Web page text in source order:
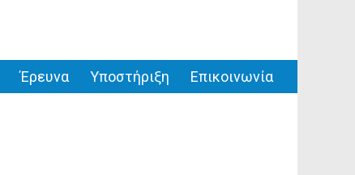
Έρευνα Υποστήριξη Επικοινωνία